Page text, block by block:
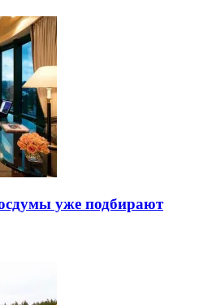
уже подбирают